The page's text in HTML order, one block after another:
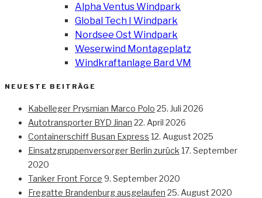
Alpha Ventus Windpark
Global Tech I Windpark
Nordsee Ost Windpark
Weserwind Montageplatz
Windkraftanlage Bard VM
NEUESTE BEITRÄGE
Kabelleger Prysmian Marco Polo 25. Juli 2026
Autotransporter BYD Jinan 22. April 2026
Containerschiff Busan Express 12. August 2025
Einsatzgruppenversorger Berlin zurück 17. September
2020
Tanker Front Force 9. September 2020
Fregatte Brandenburg ausgelaufen 25. August 2020